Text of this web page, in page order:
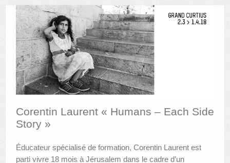
MUSÉE GRÉTRY
MUSÉE DU LUMINAIRE
FONDS PATRIMONIAUX
AUTRES LIEUX
PUBLICATIONS
LES APPELS À PROJETS
Corentin Laurent « Humans – Each Side
Story »
Éducateur spécialisé de formation, Corentin Laurent est
parti vivre 18 mois à Jérusalem dans le cadre d’un